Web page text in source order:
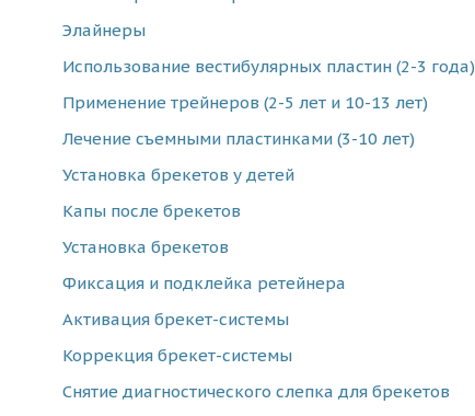
Элайнеры
Использование вестибулярных пластин (2-3 года)
Применение трейнеров (2-5 лет и 10-13 лет)
Лечение съемными пластинками (3-10 лет)
Установка брекетов у детей
Капы после брекетов
Установка брекетов
Фиксация и подклейка ретейнера
Активация брекет-системы
Коррекция брекет-системы
Снятие диагностического слепка для брекетов